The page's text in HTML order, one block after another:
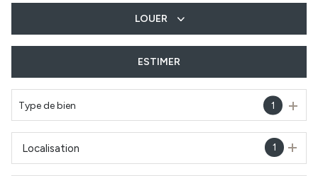
Du neuf
LOUER
ESTIMER
Type de bien 1
1
Localisation